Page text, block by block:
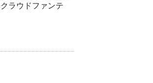
ラウドファンテ